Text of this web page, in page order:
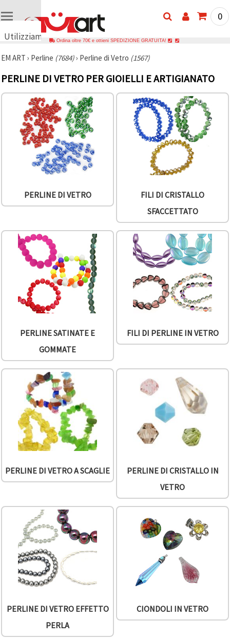
Utilizziamo
🍪
cookie e
simili per
garantire il
funzionamento
del nostro
sito web.
Con il tuo
consenso,
marketing e
offerta e
visualizzare
contenuti
personalizzati.
tutto" per
accettare
tutti i
"Impostazioni
Cookie" per
personalizzare
scelte. •
Puoi
o revocare
consenso
in qualsiasi
momento.
Per ulteriori
informazioni,
consultare
la nostra
cookie e
sulla
consenso
impostati
cookie
tecnicamente
necessari.
https://www.em-
art.it/information/about-
cookies
Accetta
0
Ordina oltre 70€ e ottieni SPEDIZIONE GRATUITA!
EM ART › Perline (7684)› Perline di Vetro (1567)
PERLINE DI VETRO PER GIOIELLI E ARTIGIANATO
PERLINE DI VETRO
FILI DI CRISTALLO
SFACCETTATO
PERLINE SATINATE E
GOMMATE
FILI DI PERLINE IN VETRO
PERLINE DI VETRO A SCAGLIE
PERLINE DI CRISTALLO IN
VETRO
PERLINE DI VETRO EFFETTO
PERLA
CIONDOLI IN VETRO